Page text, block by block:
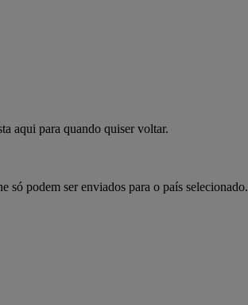
aqui para quando quiser voltar.
só podem ser enviados para o país selecionado.